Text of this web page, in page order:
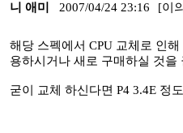
니 애미 2007/04/24 23:16 [이
해당 스펙에서 CPU 교체로 인
용하시거나 새로 구매하실 것을
굳이 교체 하신다면 P4 3.4E 정